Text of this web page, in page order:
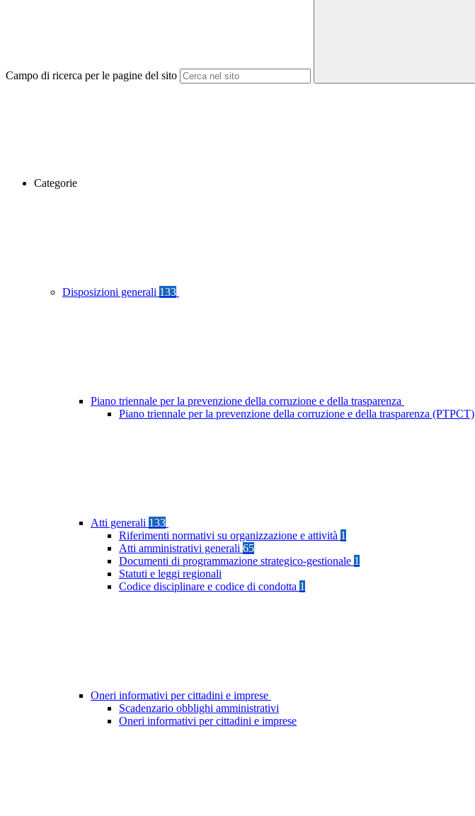
Campo di ricerca per le pagine del sito
Categorie
Disposizioni generali 133
Piano triennale per la prevenzione della corruzione e della trasparenza
Piano triennale per la prevenzione della corruzione e della trasparenza (PTPCT)
Atti generali 133
Riferimenti normativi su organizzazione e attività 1
Atti amministrativi generali 65
Documenti di programmazione strategico-gestionale 1
Statuti e leggi regionali
Codice disciplinare e codice di condotta 1
Oneri informativi per cittadini e imprese
Scadenzario obblighi amministrativi
Oneri informativi per cittadini e imprese